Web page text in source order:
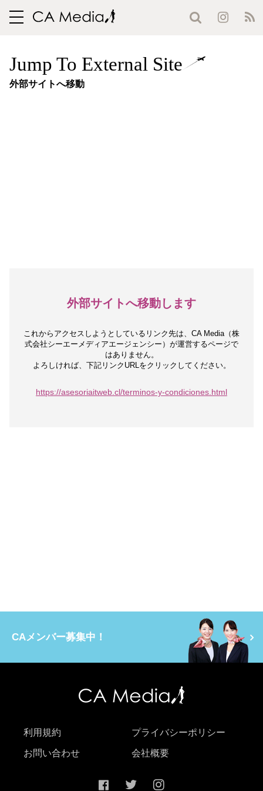
toggle
Jump To External Site
外部サイトへ移動
外部サイトへ移動します
これからアクセスしようとしているリンク先は、 CA Media（株
式会社シーエーメディアエージェンシー）が運営するページで
はありません。
よろしければ、下記リンクURLをクリックしてください。
https://asesoriaitweb.cl/terminos-y-condiciones.html
CAメンバー募集中！
利用規約 プライバシーポリシー
お問い合わせ 会社概要